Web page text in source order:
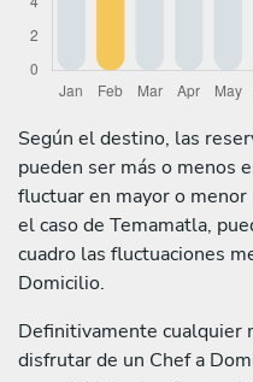
Según el destino, las
pueden ser más o menos
fluctuar en mayor o
el caso de Temamatla,
cuadro las fluctuaciones
Domicilio.
Definitivamente cualquier
disfrutar de un Chef a